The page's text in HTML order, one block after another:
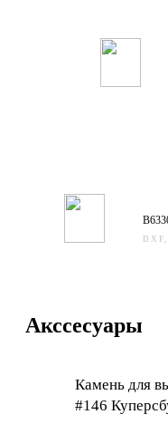
Акссесуары
Камень для
#146